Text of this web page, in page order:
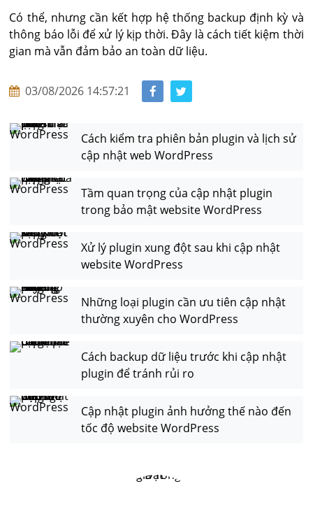
Có thể, nhưng cần kết hợp hệ thống backup định kỳ và
thông báo lỗi để xử lý kịp thời. Đây là cách tiết kiệm thời
gian mà vẫn đảm bảo an toàn dữ liệu.
03/08/2026 14:57:21
Cách kiểm tra phiên bản plugin và lịch sử
cập nhật web WordPress
Tầm quan trọng của cập nhật plugin
trong bảo mật website WordPress
Xử lý plugin xung đột sau khi cập nhật
website WordPress
Những loại plugin cần ưu tiên cập nhật
thường xuyên cho WordPress
Cách backup dữ liệu trước khi cập nhật
plugin để tránh rủi ro
Cập nhật plugin ảnh hưởng thế nào đến
tốc độ website WordPress